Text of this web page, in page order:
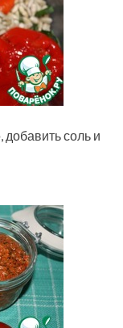
соль и